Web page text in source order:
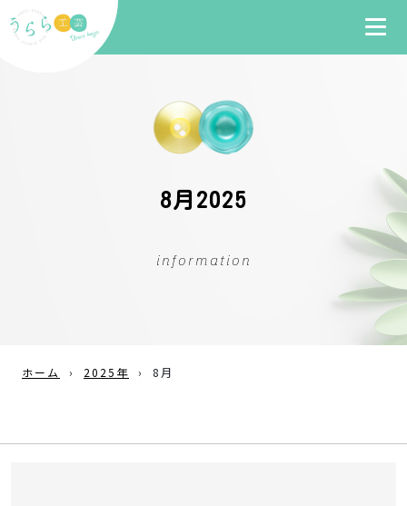
8月2025
information
ホーム › 2025年 › 8月